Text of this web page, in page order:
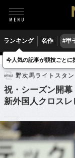
ランキング 名作 #甲
野球 プロ野球
野次馬ライトスタン
祝・シーズン開
新外国人クロスレ
今人気の記事が競技ごとに